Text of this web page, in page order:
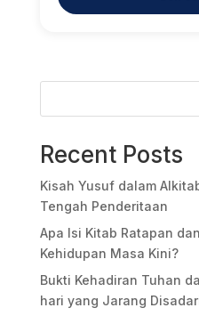
Recent Posts
Kisah Yusuf dalam
Tengah Penderitaan
Apa Isi Kitab Ratapan
Kehidupan Masa Kini?
Bukti Kehadiran Tuhan
hari yang Jarang